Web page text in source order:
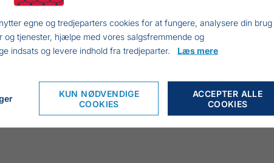
egne og tredjeparters cookies for at fungere, analysere din brug
og tjenester, hjælpe med vores salgsfremmende og
indsats og levere indhold fra tredjeparter. Læs mere
KUN NØDVENDIGE
COOKIES
ACCEPTER ALLE
COOKIES